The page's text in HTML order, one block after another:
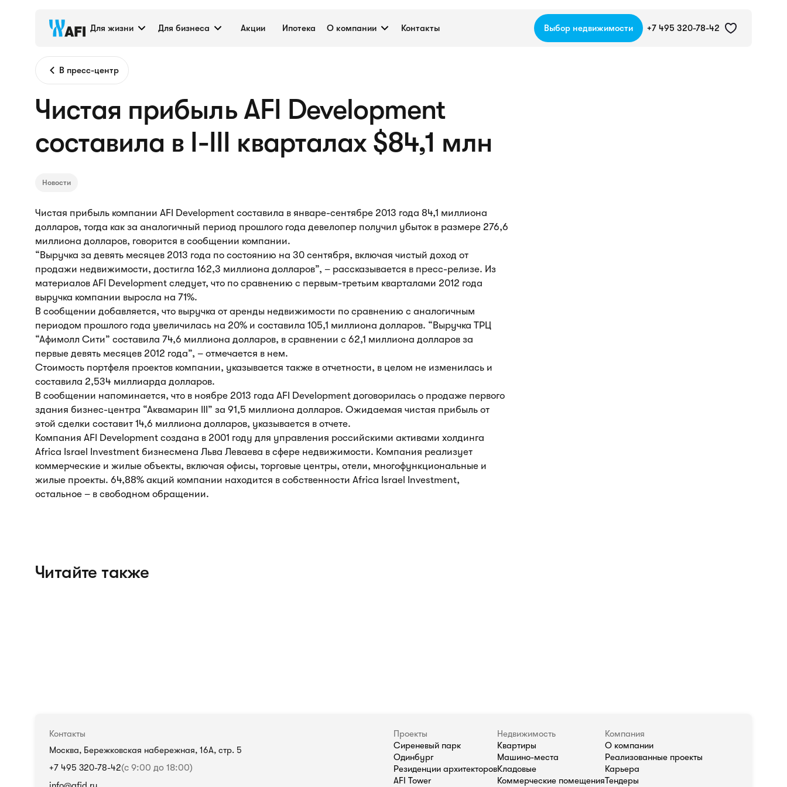
Для жизни Для бизнеса Акции Ипотека О компании Контакты Выбор недвижимости +7 495 320-78-42
В пресс-центр
Чистая прибыль AFI Development
составила в I-III кварталах $84,1 млн
Новости
Чистая прибыль компании AFI Development составила в январе-сентябре 2013 года 84,1 миллиона
долларов, тогда как за аналогичный период прошлого года девелопер получил убыток в размере 276,6
миллиона долларов, говорится в сообщении компании.
“Выручка за девять месяцев 2013 года по состоянию на 30 сентября, включая чистый доход от
продажи недвижимости, достигла 162,3 миллиона долларов”, – рассказывается в пресс-релизе. Из
материалов AFI Development следует, что по сравнению с первым-третьим кварталами 2012 года
выручка компании выросла на 71%.
В сообщении добавляется, что выручка от аренды недвижимости по сравнению с аналогичным
периодом прошлого года увеличилась на 20% и составила 105,1 миллиона долларов. “Выручка ТРЦ
“Афимолл Сити” составила 74,6 миллиона долларов, в сравнении с 62,1 миллиона долларов за
первые девять месяцев 2012 года”, – отмечается в нем.
Стоимость портфеля проектов компании, указывается также в отчетности, в целом не изменилась и
составила 2,534 миллиарда долларов.
В сообщении напоминается, что в ноябре 2013 года AFI Development договорилась о продаже первого
здания бизнес-центра “Аквамарин III” за 91,5 миллиона долларов. Ожидаемая чистая прибыль от
этой сделки составит 14,6 миллиона долларов, указывается в отчете.
Компания AFI Development создана в 2001 году для управления российскими активами холдинга
Africa Israel Investment бизнесмена Льва Леваева в сфере недвижимости. Компания реализует
коммерческие и жилые объекты, включая офисы, торговые центры, отели, многофункциональные и
жилые проекты. 64,88% акций компании находится в собственности Africa Israel Investment,
остальное – в свободном обращении.
Читайте также
Контакты
Москва, Бережковская набережная, 16А, стр. 5
+7 495 320-78-42(с 9:00 до 18:00)
Проекты
Сиреневый парк
Одинбург
Резиденции архитекторов
AFI Tower
Недвижимость
Квартиры
Машино-места
Кладовые
Коммерческие помещения
Компания
О компании
Реализованные проекты
Карьера
Тендеры